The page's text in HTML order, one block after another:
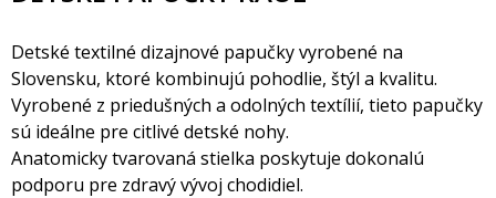
Detské textilné dizajnové papučky vyrobené na
Slovensku, ktoré kombinujú pohodlie, štýl a kvalitu.
Vyrobené z priedušných a odolných textílií, tieto papučky
sú ideálne pre citlivé detské nohy.
Anatomicky tvarovaná stielka poskytuje dokonalú
podporu pre zdravý vývoj chodidiel.